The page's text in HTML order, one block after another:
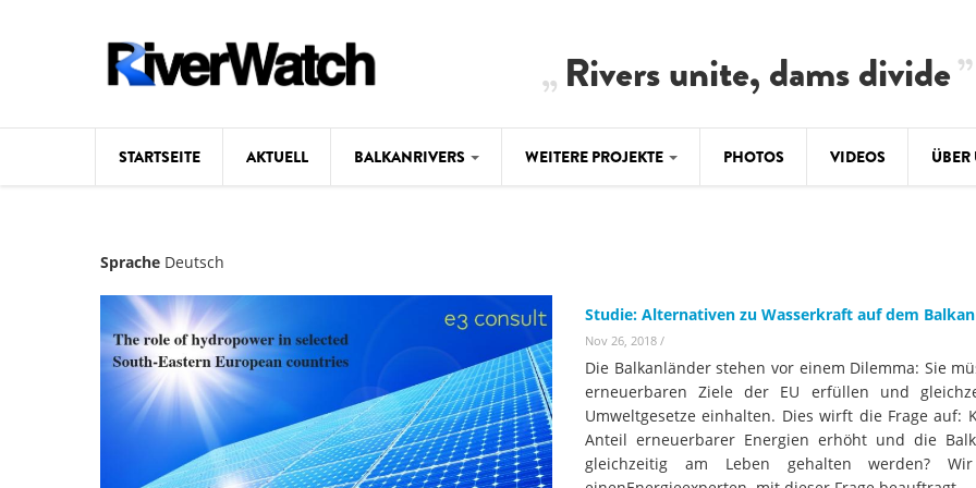
Rivers unite, dams divide
STARTSEITE AKTUELL BALKANRIVERS
Videos
Aktuell
BALKANRIVERS
Una Science Week:
BiH:
warnt
2.500
WEITERE PROJEKTE
WEG DAMMIT
Hintergrund
Konzeptpapier
Meldebogen
Karte
#PROTECTWATER
PHOTOS VIDEOS ÜBER
Sprache Deutsch
Studie: Alternativen zu Wasserkraft auf dem Balkan
Nov 26, 2018 /
Die Balkanländer stehen vor einem Dilemma: Sie
erneuerbaren Ziele der EU erfüllen und
Umweltgesetze einhalten. Dies wirft die Frage auf:
Anteil erneuerbarer Energien erhöht und die
gleichzeitig am Leben gehalten werden?